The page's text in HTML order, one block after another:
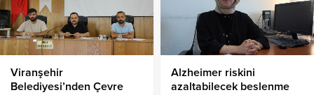
Viranşehir
Belediyesi’nden Çevre
Alzheimer riskini
azaltabilecek beslenme